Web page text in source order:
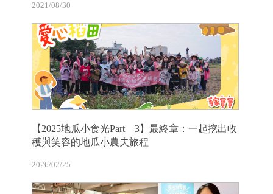
2021/08/30
【2025地瓜小食光Part 3】最終章：一起挖出收
穫與笑容的地瓜小農夫旅程
2026/02/25